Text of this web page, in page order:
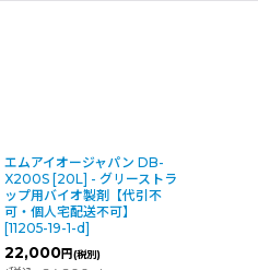
エムアイオージャパン DB-
X200S [20L] - グリーストラ
ップ用バイオ製剤【代引不
可・個人宅配送不可】
[11205-19-1-d]
22,000円(税別)